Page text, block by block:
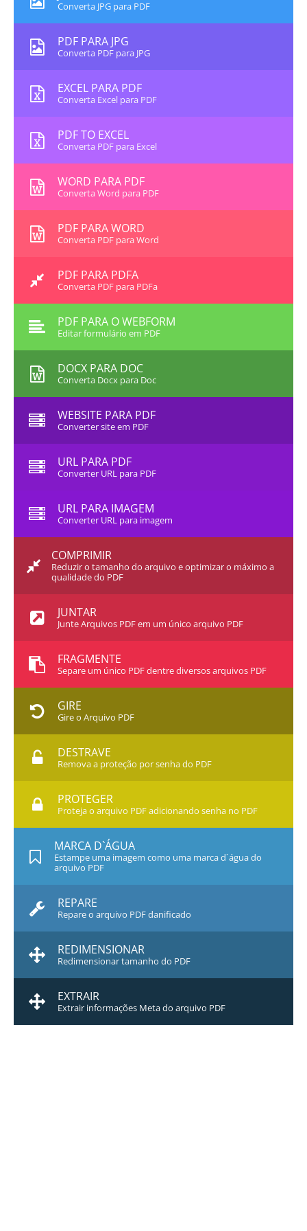
Converta JPG para PDF
PDF PARA JPG
Converta PDF para JPG
EXCEL PARA PDF
Converta Excel para PDF
PDF TO EXCEL
Converta PDF para Excel
WORD PARA PDF
Converta Word para PDF
PDF PARA WORD
Converta PDF para Word
PDF PARA PDFA
Converta PDF para PDFa
PDF PARA O WEBFORM
Editar formulário em PDF
DOCX PARA DOC
Converta Docx para Doc
WEBSITE PARA PDF
Converter site em PDF
URL PARA PDF
Converter URL para PDF
URL PARA IMAGEM
Converter URL para imagem
COMPRIMIR
Reduzir o tamanho do arquivo e optimizar o máximo a
qualidade do PDF
JUNTAR
Junte Arquivos PDF em um único arquivo PDF
FRAGMENTE
Separe um único PDF dentre diversos arquivos PDF
GIRE
Gire o Arquivo PDF
DESTRAVE
Remova a proteção por senha do PDF
PROTEGER
Proteja o arquivo PDF adicionando senha no PDF
MARCA D`ÁGUA
Estampe uma imagem como uma marca d`água do
arquivo PDF
REPARE
Repare o arquivo PDF danificado
REDIMENSIONAR
Redimensionar tamanho do PDF
EXTRAIR
Extrair informações Meta do arquivo PDF